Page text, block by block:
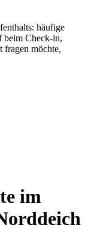
häufige
beim Check-in,
fragen möchte,
im